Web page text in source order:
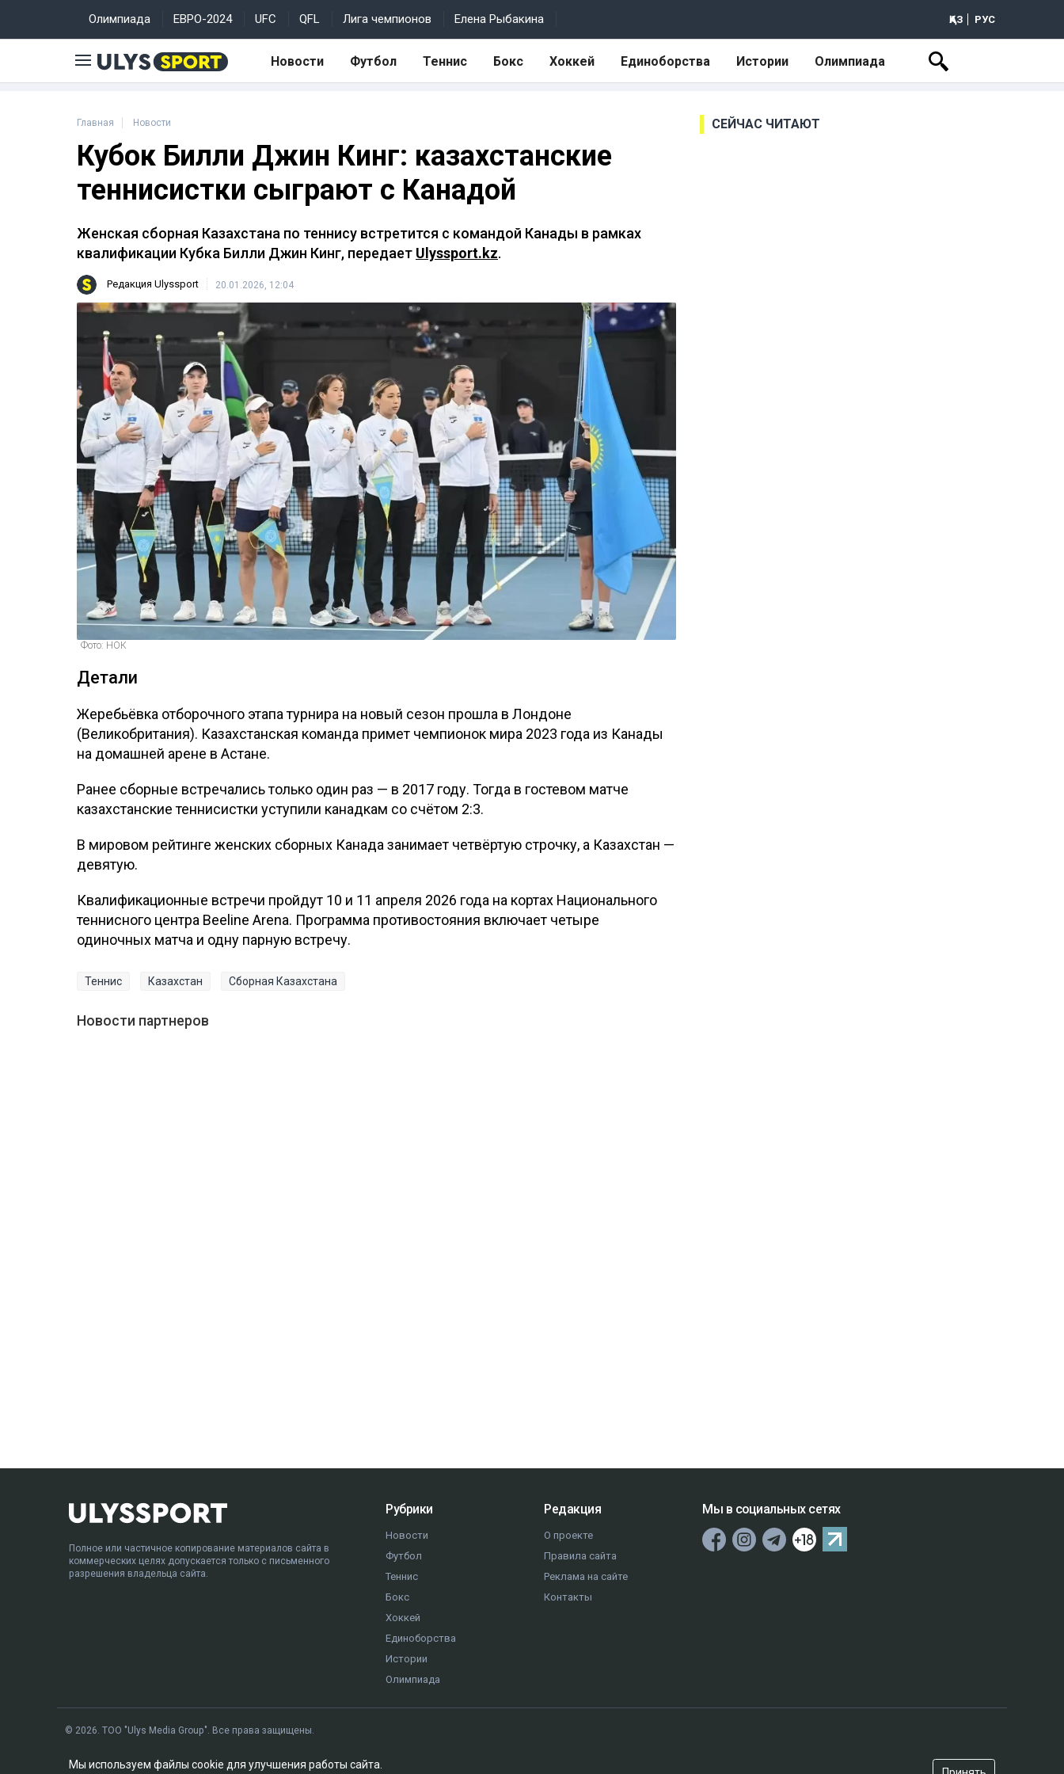
Олимпиада ЕВРО-2024 UFC QFL Лига чемпионов Елена Рыбакина ҚАЗ РУС
Новости Футбол Теннис Бокс Хоккей Единоборства Истории Олимпиада
Главная Новости
Кубок Билли Джин Кинг: казахстанские
теннисистки сыграют с Канадой
Женская сборная Казахстана по теннису встретится с командой Канады в рамках
квалификации Кубка Билли Джин Кинг, передает Ulyssport.kz.
Редакция Ulyssport 20.01.2026, 12:04
Фото: НОК
Детали
Жеребьёвка отборочного этапа турнира на новый сезон прошла в Лондоне
(Великобритания). Казахстанская команда примет чемпионок мира 2023 года из Канады
на домашней арене в Астане.
Ранее сборные встречались только один раз — в 2017 году. Тогда в гостевом матче
казахстанские теннисистки уступили канадкам со счётом 2:3.
В мировом рейтинге женских сборных Канада занимает четвёртую строчку, а Казахстан —
девятую.
Квалификационные встречи пройдут 10 и 11 апреля 2026 года на кортах Национального
теннисного центра Beeline Arena. Программа противостояния включает четыре
одиночных матча и одну парную встречу.
Теннис Казахстан Сборная Казахстана
Новости партнеров
СЕЙЧАС ЧИТАЮТ
Полное или частичное копирование материалов сайта в
коммерческих целях допускается только с письменного
разрешения владельца сайта.
Рубрики
Новости
Футбол
Теннис
Бокс
Хоккей
Единоборства
Истории
Олимпиада
Редакция
О проекте
Правила сайта
Реклама на сайте
Контакты
Мы в социальных сетях
© 2026. ТОО "Ulys Media Group". Все права защищены.
Мы используем файлы cookie для улучшения работы сайта.